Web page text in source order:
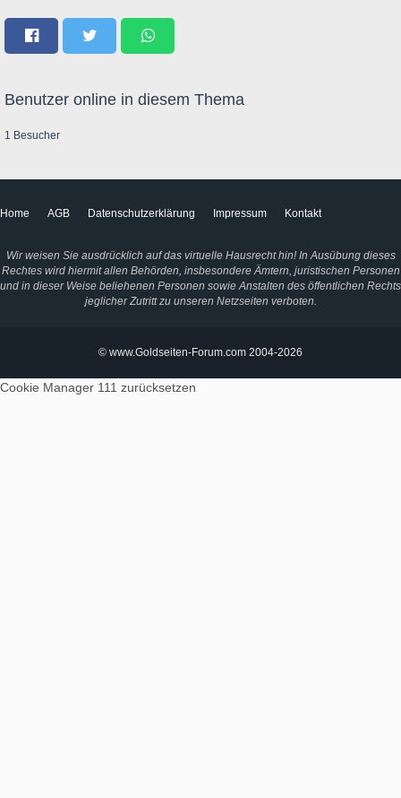
Benutzer online in diesem Thema
1 Besucher
Home AGB Datenschutzerklärung Impressum Kontakt
Wir weisen Sie ausdrücklich auf das virtuelle Hausrecht hin! In Ausübung dieses
Rechtes wird hiermit allen Behörden, insbesondere Ämtern, juristischen Personen
und in dieser Weise beliehenen Personen sowie Anstalten des öffentlichen Rechts
jeglicher Zutritt zu unseren Netzseiten verboten.
© www.Goldseiten-Forum.com 2004-2026
Cookie Manager 111 zurücksetzen